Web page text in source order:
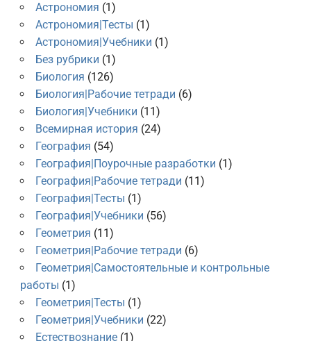
Астрономия (1)
Астрономия|Тесты (1)
Астрономия|Учебники (1)
Без рубрики (1)
Биология (126)
Биология|Рабочие тетради (6)
Биология|Учебники (11)
Всемирная история (24)
География (54)
География|Поурочные разработки (1)
География|Рабочие тетради (11)
География|Тесты (1)
География|Учебники (56)
Геометрия (11)
Геометрия|Рабочие тетради (6)
Геометрия|Самостоятельные и контрольные
работы (1)
Геометрия|Тесты (1)
Геометрия|Учебники (22)
Естествознание(1)